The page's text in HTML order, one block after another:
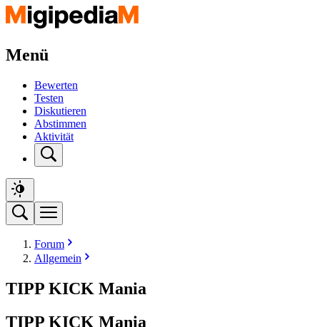
Menü
Bewerten
Testen
Diskutieren
Abstimmen
Aktivität
Forum
Allgemein
TIPP KICK Mania
TIPP KICK Mania